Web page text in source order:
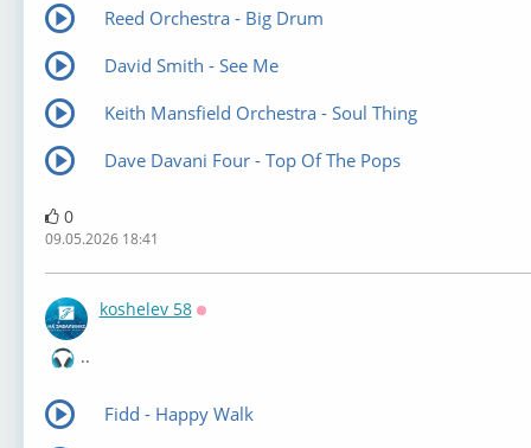
Reed Orchestra - Big Drum
David Smith - See Me
Keith Mansfield Orchestra - Soul Thing
Dave Davani Four - Top Of The Pops
0
09.05.2026 18:41
koshelev 58
..
Fidd - Happy Walk